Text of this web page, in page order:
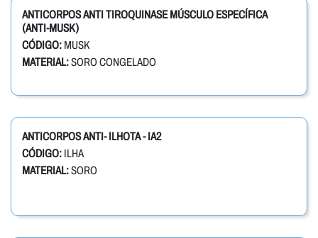
ANTICORPOS ANTI TIROQUINASE MÚSCULO ESPECÍFICA
(ANTI-MUSK)
CÓDIGO: MUSK
MATERIAL:SORO CONGELADO
ANTICORPOS ANTI- ILHOTA - IA2
CÓDIGO: ILHA
MATERIAL:SORO